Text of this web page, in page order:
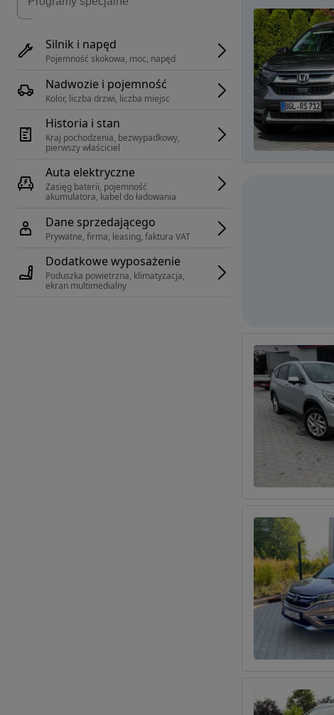
Silnik i napęd
Pojemność skokowa, moc, napęd
Nadwozie i pojemność
Kolor, liczba drzwi, liczba miejsc
Historia i stan
Kraj pochodzenia, bezwypadkowy,
pierwszy właściciel
Auta elektryczne
Zasięg baterii, pojemność
akumulatora, kabel do ładowania
Dane sprzedającego
Prywatne, firma, leasing, faktura VAT
Dodatkowe wyposażenie
Poduszka powietrzna, klimatyzacja,
ekran multimedialny